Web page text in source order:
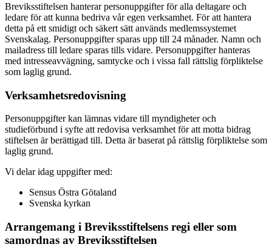
Breviksstiftelsen hanterar personuppgifter för alla deltagare och
ledare för att kunna bedriva vår egen verksamhet. För att hantera
detta på ett smidigt och säkert sätt används medlemssystemet
Svenskalag. Personuppgifter sparas upp till 24 månader. Namn och
mailadress till ledare sparas tills vidare. Personuppgifter hanteras
med intresseavvägning, samtycke och i vissa fall rättslig förpliktelse
som laglig grund.
Verksamhetsredovisning
Personuppgifter kan lämnas vidare till myndigheter och
studieförbund i syfte att redovisa verksamhet för att motta bidrag
stiftelsen är berättigad till. Detta är baserat på rättslig förpliktelse som
laglig grund.
Vi delar idag uppgifter med:
Sensus Östra Götaland
Svenska kyrkan
Arrangemang i Breviksstiftelsens regi eller som
samordnas av Breviksstiftelsen